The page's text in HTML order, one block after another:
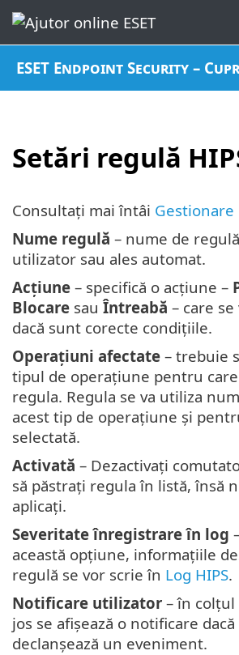
ESET Endpoint Security –
Setări regulă
Consultați mai întâi Gestionare
Nume regulă – nume de
utilizator sau ales automat.
Acțiune – specifică o acțiune –
Blocare sau Întreabă – care
dacă sunt corecte condițiile.
Operațiuni afectate – trebuie
tipul de operațiune pentru care
regula. Regula se va utiliza
acest tip de operațiune și
selectată.
Activată – Dezactivați
să păstrați regula în listă, însă
aplicați.
Severitate înregistrare în log
această opțiune, informațiile
regulă se vor scrie în Log HIPS.
Notificare utilizator – în
jos se afișează o notificare dacă
declanșează un eveniment.